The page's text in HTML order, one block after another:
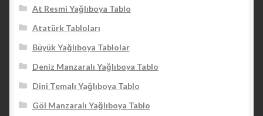
At Resmi Yağlıboya Tablo
Atatürk Tabloları
Büyük Yağlıboya Tablolar
Deniz Manzaralı Yağlıboya Tablo
Dini Temalı Yağlıboya Tablo
Göl Manzaralı Yağlıboya Tablo